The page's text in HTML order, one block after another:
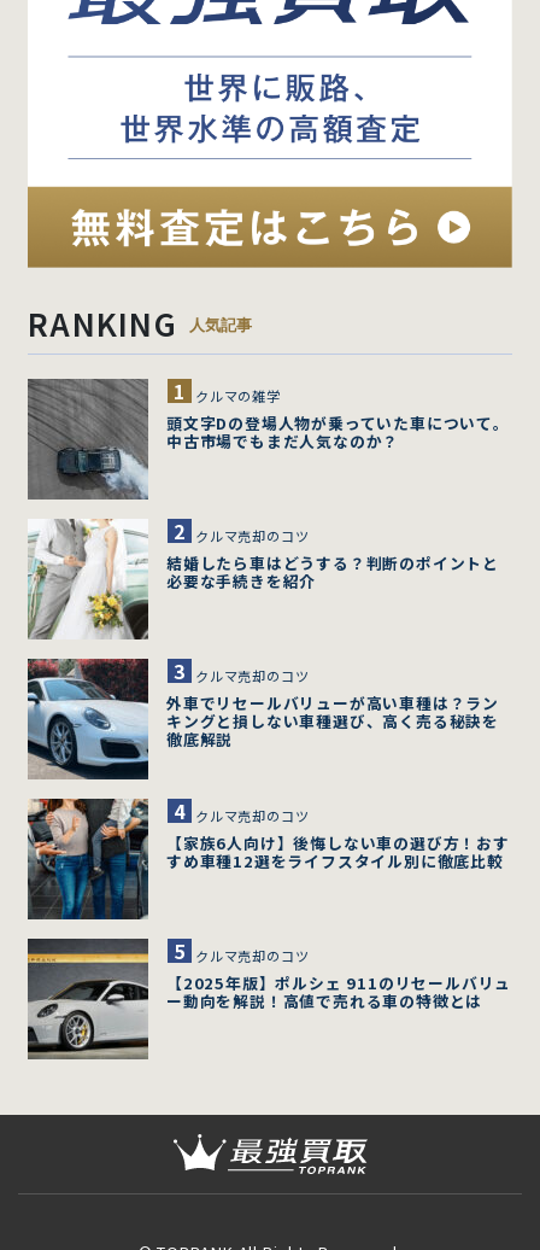
RANKING 人気記事
クルマの雑学
頭文字Dの登場人物が乗っていた車について。
中古市場でもまだ人気なのか？
クルマ売却のコツ
結婚したら車はどうする？判断のポイントと
必要な手続きを紹介
クルマ売却のコツ
外車でリセールバリューが高い車種は？ラン
キングと損しない車種選び、高く売る秘訣を
徹底解説
クルマ売却のコツ
【家族6人向け】後悔しない車の選び方！おす
すめ車種12選をライフスタイル別に徹底比較
クルマ売却のコツ
【2025年版】ポルシェ 911のリセールバリュ
ー動向を解説！高値で売れる車の特徴とは